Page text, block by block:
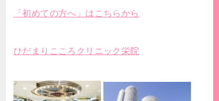
「初めての方へ」はこちらから
ひだまりこころクリニック栄院